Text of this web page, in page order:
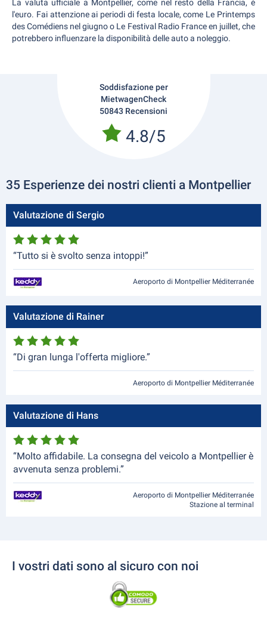
La valuta ufficiale a Montpellier, come nel resto della Francia, è
l'euro. Fai attenzione ai periodi di festa locale, come Le Printemps
des Comédiens nel giugno o Le Festival Radio France en juillet, che
potrebbero influenzare la disponibilità delle auto a noleggio.
Soddisfazione per
MietwagenCheck
50843 Recensioni
4.8/5
35 Esperienze dei nostri clienti a Montpellier
Valutazione di Sergio
“Tutto si è svolto senza intoppi!”
Aeroporto di Montpellier Méditerranée
Valutazione di Rainer
“Di gran lunga l'offerta migliore.”
Aeroporto di Montpellier Méditerranée
Valutazione di Hans
“Molto affidabile. La consegna del veicolo a Montpellier è
avvenuta senza problemi.”
Aeroporto di Montpellier Méditerranée
Stazione al terminal
I vostri dati sono al sicuro con noi